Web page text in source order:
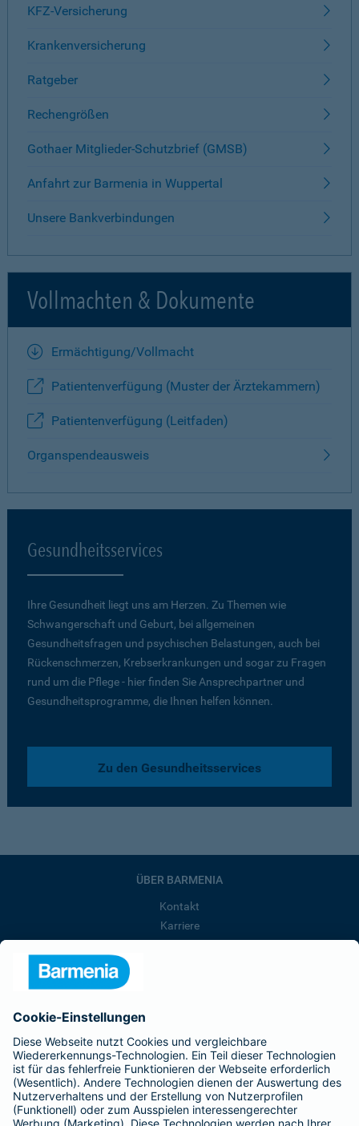
KFZ-Versicherung
Krankenversicherung
Ratgeber
Rechengrößen
Gothaer Mitglieder-Schutzbrief (GMSB)
Anfahrt zur Barmenia in Wuppertal
Unsere Bankverbindungen
Vollmachten & Dokumente
Ermächtigung/Vollmacht
Patientenverfügung (Muster der Ärztekammern)
Patientenverfügung (Leitfaden)
Organspendeausweis
Gesundheitsservices
Ihre Gesundheit liegt uns am Herzen. Zu Themen wie
Schwangerschaft und Geburt, bei allgemeinen
Gesundheitsfragen und psychischen Belastungen, auch bei
Rückenschmerzen, Krebserkrankungen und sogar zu Fragen
rund um die Pflege - hier finden Sie Ansprechpartner und
Gesundheitsprogramme, die Ihnen helfen können.
Zu den Gesundheitsservices
ÜBER BARMENIA
Kontakt
Karriere
Barmenia ist Teil der BarmeniaGothaer
BELIEBTE SEITEN
Kranken-Zusatzversicherung
Tierversicherungen
Haftpflichtversicherung